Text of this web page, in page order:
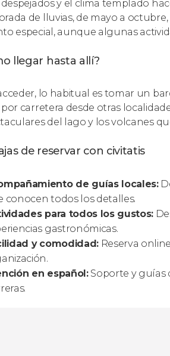
despejados y el clima templado
de lluvias, de mayo a
especial, aunque algunas
llegar hasta allí?
lo habitual es tomar un
carretera desde otras
del lago y los volcanes
de reservar con civitatis
de guías locales:
conocen todos los detalles.
para todos los gustos:
gastronómicas.
y comodidad:Reserva
en español:Soporte y guías